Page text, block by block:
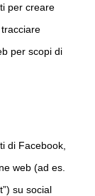
per creare
per scopi di
di Facebook,
web (ad es.
su social